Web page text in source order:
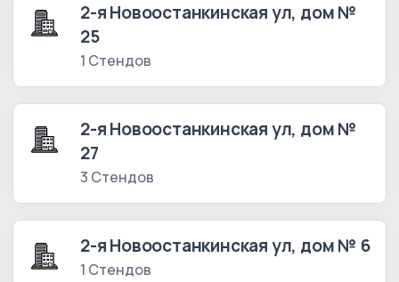
2-я Новоостанкинская ул, дом №
25
1 Стендов
2-я Новоостанкинская ул, дом №
27
3 Стендов
2-я Новоостанкинская ул, дом № 6
1 Стендов